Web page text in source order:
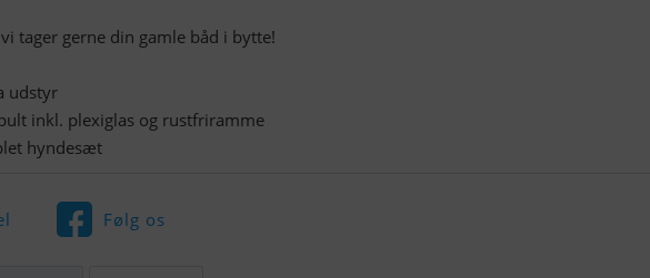
tager gerne din gamle båd i bytte!
udstyr
inkl. plexiglas og rustfriramme
hyndesæt
Følg os